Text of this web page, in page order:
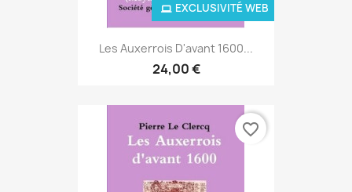
Les Auxerrois D'avant 1600...
24,00 €
EXCLUSIVITÉ WEB
favorite_border